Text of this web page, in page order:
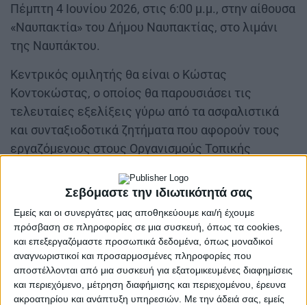
Σεβόμαστε την ιδιωτικότητά σας
Εμείς και οι συνεργάτες μας αποθηκεύουμε και/ή έχουμε
πρόσβαση σε πληροφορίες σε μια συσκευή, όπως τα cookies,
και επεξεργαζόμαστε προσωπικά δεδομένα, όπως μοναδικοί
αναγνωριστικοί και προσαρμοσμένες πληροφορίες που
αποστέλλονται από μια συσκευή για εξατομικευμένες διαφημίσεις
και περιεχόμενο, μέτρηση διαφήμισης και περιεχομένου, έρευνα
ακροατηρίου και ανάπτυξη υπηρεσιών. Με την άδειά σας, εμείς
Πέμπτη 4 Ιουνίου 2026, στις 6:00 μ.μ., στην αίθουσα
«Ναυπακτία» του Δήμου Ναυπακτίας, στο λιμάνι
της Ναυπάκτου.
Κεντρικός ομιλητής θα είναι ο Κώστας
Κοντοκώστας, ο οποίος θα παρουσιάσει τις
τελευταίες εξελίξεις γύρω από τα ασφαλιστικά
και συνταξιοδοτικά ζητήματα που αφορούν τους
εργαζόμενους στους Οργανισμούς Τοπικής
ένα πεδίο που εξακολουθεί να προκαλεί
αβεβαιότητα και ερωτήματα στους εργαζόμενους,
ιδιαίτερα σε σχέση με τα όρια ηλικίας, τη
θεμελίωση δικαιωμάτων, τη διαδοχική ασφάλιση
και τις αλλαγές που έχουν επέλθει τα τελευταία
χρόνια στο ασφαλιστικό πλαίσιο.